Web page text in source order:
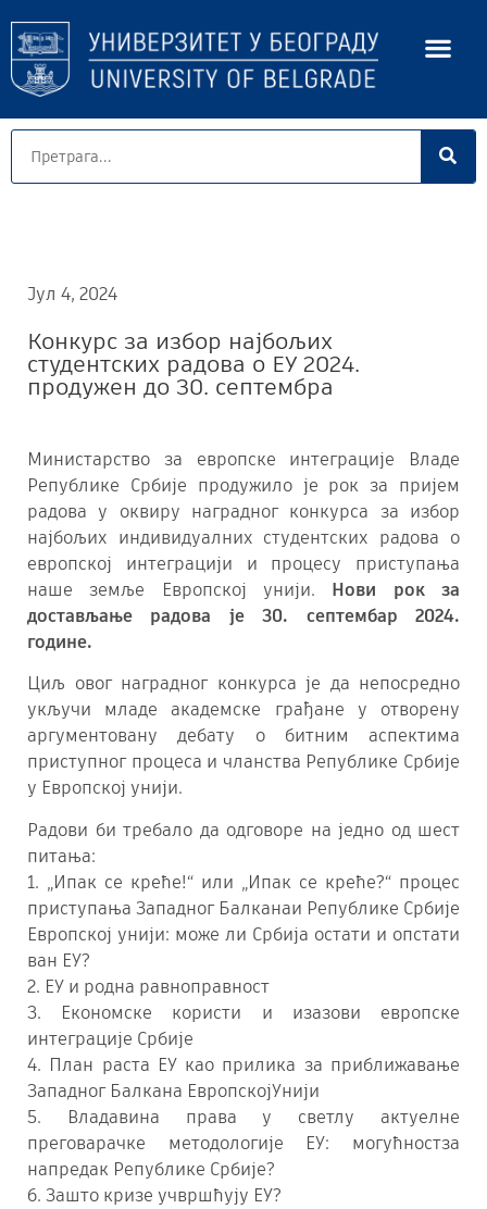
Јул 4, 2024
Конкурс за избор најбољих
студентских радова о ЕУ 2024.
продужен до 30. септембра
Министарство за европске интеграције Владе
Републике Србије продужило је рок за пријем
радова у оквиру наградног конкурса за избор
најбољих индивидуалних студентских радова о
европској интеграцији и процесу приступања
наше земље Европској унији. Нови рок за
достављање радова је 30. септембар 2024.
године.
Циљ овог наградног конкурса је да непосредно
укључи младе академске грађане у отворену
аргументовану дебату о битним аспектима
приступног процеса и чланства Републике Србије
у Европској унији.
Радови би требало да одговоре на једно од шест
питања:
1. „Ипак се креће!“ или „Ипак се креће?“ процес
приступања Западног Балканаи Републике Србије
Европској унији: може ли Србија остати и опстати
ван ЕУ?
2. ЕУ и родна равноправност
3. Економске користи и изазови европске
интеграције Србије
4. План раста ЕУ као прилика за приближавање
Западног Балкана ЕвропскојУнији
5. Владавина права у светлу актуелне
преговарачке методологије ЕУ: могућностза
напредак Републике Србије?
6. Зашто кризе учвршћују ЕУ?